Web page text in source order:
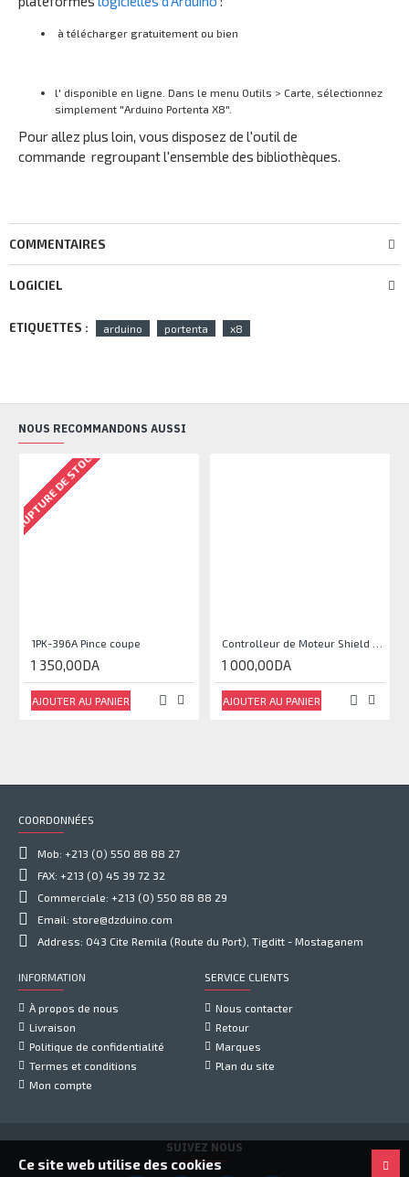
à télécharger gratuitement ou bien
l' disponible en ligne. Dans le menu Outils > Carte, sélectionnez
simplement "Arduino Portenta X8".
Pour allez plus loin, vous disposez de l'outil de
commande regroupant l'ensemble des bibliothèques.
COMMENTAIRES
LOGICIEL
ETIQUETTES : arduino portenta x8
NOUS RECOMMANDONS AUSSI
RUPTURE DE STOCK
1PK-396A Pince coupe
1 350,00DA
AJOUTER AU PANIER
1 000,00DA
AJOUTER AU PANIER
COORDONNÉES
Mob: +213 (0) 550 88 88 27
FAX: +213 (0) 45 39 72 32
Commerciale: +213 (0) 550 88 88 29
Email: store@dzduino.com
Address: 043 Cite Remila (Route du Port), Tigditt - Mostaganem
INFORMATION
À propos de nous
Livraison
Politique de confidentialité
Termes et conditions
Mon compte
SERVICE CLIENTS
Nous contacter
Retour
Marques
Plan du site
SUIVEZ NOUS
Ce site web utilise des cookies